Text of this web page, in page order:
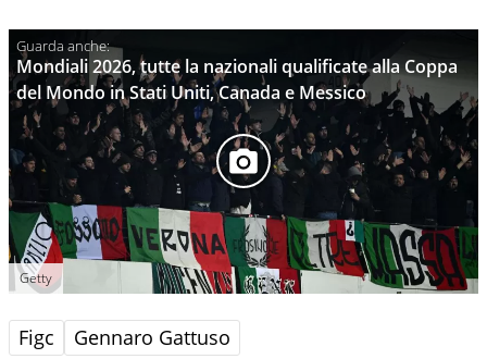
Mondiali 2026, tutte la nazionali qualificate alla Coppa
del Mondo in Stati Uniti, Canada e Messico
Getty
Figc Gennaro Gattuso